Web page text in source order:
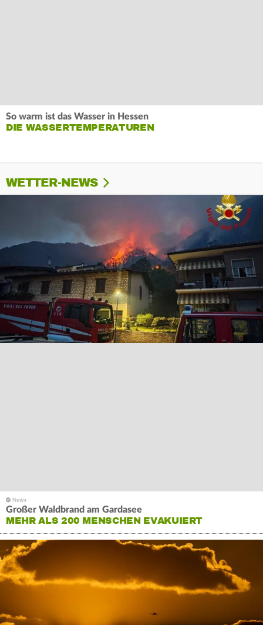
So warm ist das Wasser in Hessen
DIE WASSERTEMPERATUREN
WETTER-NEWS
Großer Waldbrand am Gardasee
MEHR ALS 200 MENSCHEN EVAKUIERT